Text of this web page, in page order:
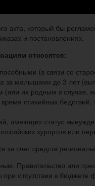
акта, который бы
и постановлениях.
относятся:
(в связи со
малышами до 3 лет
их родным в случае,
стихийных бедствий,
имеющих статус
курортов или
счет средств
Правительство или
отсутствии в бюджете